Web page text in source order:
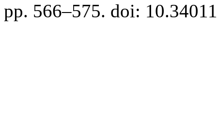
pp. 566–575. doi: